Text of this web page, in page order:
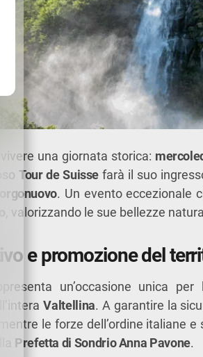
una giornata storica:
Tour de Suisse farà il suo
. Un evento eccezionale
, valorizzando le sue bellezze
e promozione del
un’occasione unica
Valtellina. A garantire la
mentre le forze dell’ordine italiane
Prefetta di Sondrio Anna Pavone.